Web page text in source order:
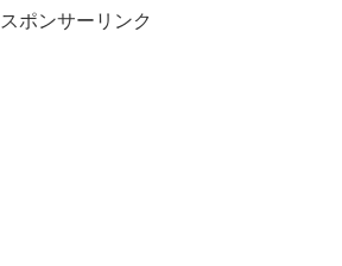
スポンサーリンク